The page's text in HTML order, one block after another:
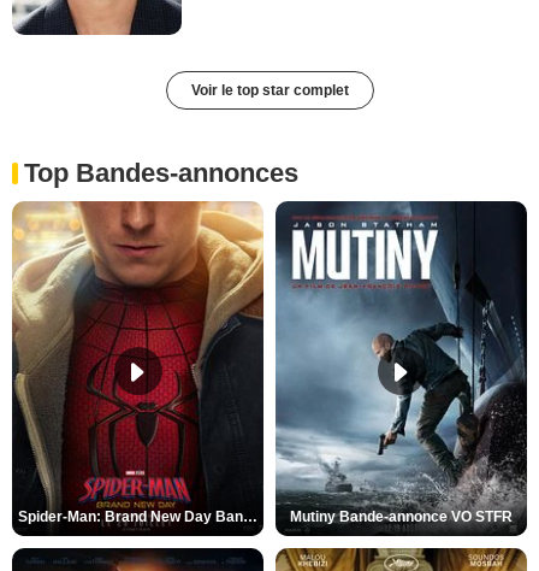
Voir le top star complet
Top Bandes-annonces
Spider-Man: Brand New Day Bande-annonce VO STFR Mutiny Bande-annonce VO STFR